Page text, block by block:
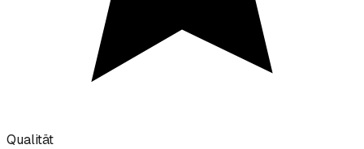
Qualität